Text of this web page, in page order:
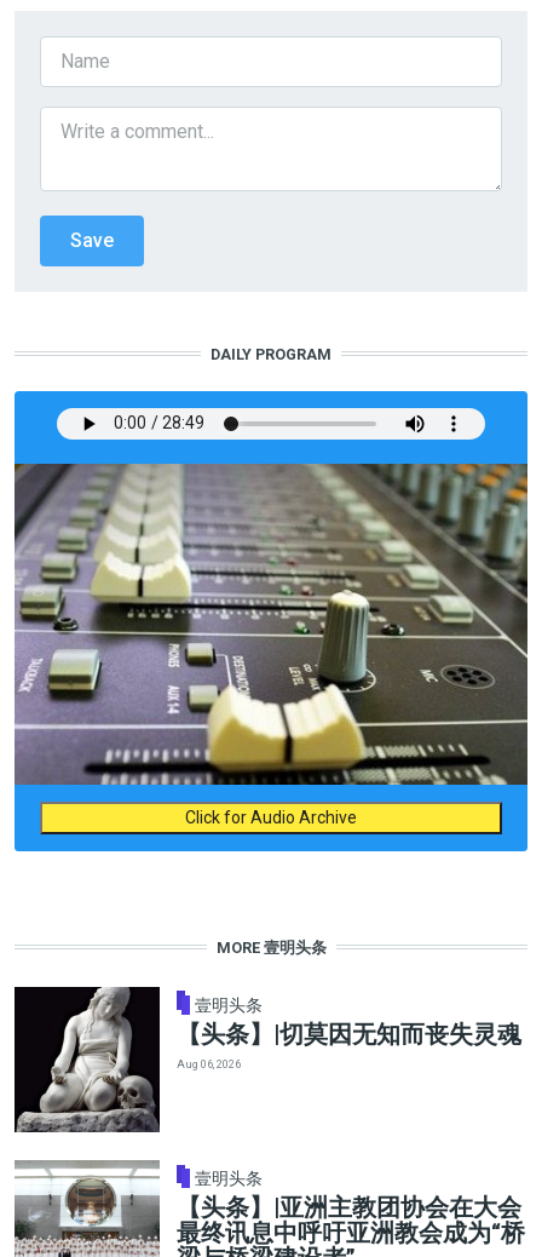
DAILY PROGRAM
Click for Audio Archive
MORE 壹明头条
壹明头条
【头条】|切莫因无知而丧失灵魂
Aug 06, 2026
壹明头条
【头条】|亚洲主教团协会在大会
最终讯息中呼吁亚洲教会成为“桥